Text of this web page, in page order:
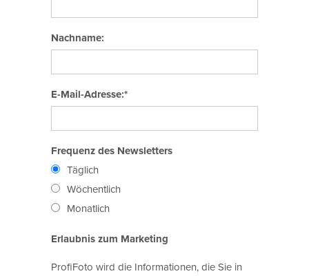
Nachname:
E-Mail-Adresse:*
Frequenz des Newsletters
Täglich
Wöchentlich
Monatlich
Erlaubnis zum Marketing
ProfiFoto wird die Informationen, die Sie in